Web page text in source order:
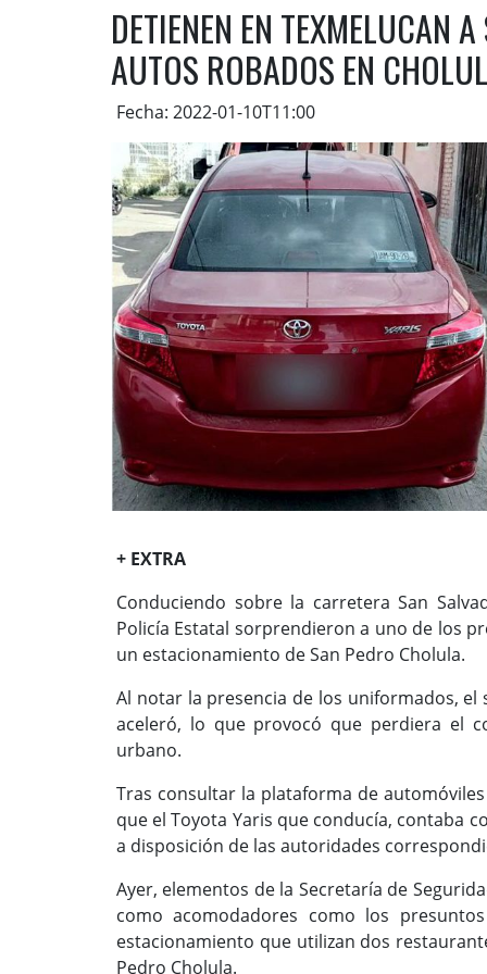
DETIENEN EN TEXMELUCAN
AUTOS ROBADOS EN
Fecha: 2022-01-10T11:00
+ EXTRA
Conduciendo sobre la carretera San
Policía Estatal sorprendieron a uno de los
un estacionamiento de San Pedro Cholula.
Al notar la presencia de los uniformados,
aceleró, lo que provocó que perdiera el
urbano.
Tras consultar la plataforma de
que el Toyota Yaris que conducía, contaba
a disposición de las autoridades
Ayer, elementos de la Secretaría de
como acomodadores como los
estacionamiento que utilizan dos
Pedro Cholula.